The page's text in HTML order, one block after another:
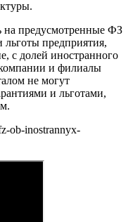
на предусмотренные ФЗ
предприятия,
с долей иностранного
и филиалы
не могут
и льготами,
ob-inostrannyx-